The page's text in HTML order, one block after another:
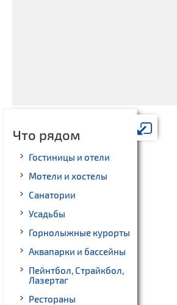
Что рядом
Гостиницы и отели
Мотели и хостелы
Санатории
Усадьбы
Горнолыжные курорты
Аквапарки и бассейны
Пейнтбол, Страйкбол,
Лазертаг
Рестораны